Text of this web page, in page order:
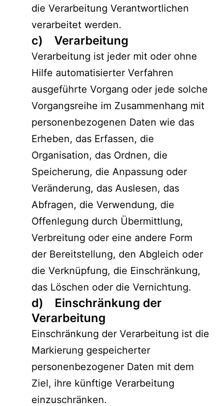
die Verarbeitung Verantwortlichen
verarbeitet werden.
c) Verarbeitung
Verarbeitung ist jeder mit oder ohne
Hilfe automatisierter Verfahren
ausgeführte Vorgang oder jede solche
Vorgangsreihe im Zusammenhang mit
personenbezogenen Daten wie das
Erheben, das Erfassen, die
Organisation, das Ordnen, die
Speicherung, die Anpassung oder
Veränderung, das Auslesen, das
Abfragen, die Verwendung, die
Offenlegung durch Übermittlung,
Verbreitung oder eine andere Form
der Bereitstellung, den Abgleich oder
die Verknüpfung, die Einschränkung,
das Löschen oder die Vernichtung.
d) Einschränkung der
Verarbeitung
Einschränkung der Verarbeitung ist die
Markierung gespeicherter
personenbezogener Daten mit dem
Ziel, ihre künftige Verarbeitung
einzuschränken.